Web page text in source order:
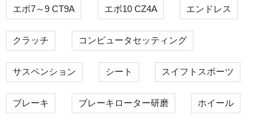
エボ7～9 CT9A エボ10 CZ4A エンドレス
クラッチ コンピュータセッティング
サスペンション シート スイフトスポーツ
ブレーキ ブレーキローター研磨 ホイール